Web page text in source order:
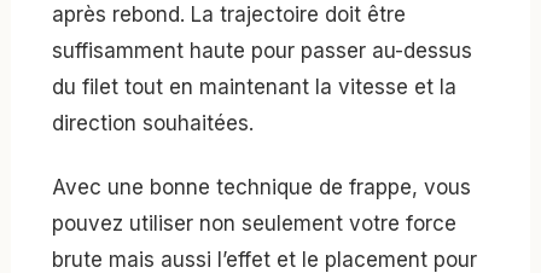
après rebond. La trajectoire doit être
suffisamment haute pour passer au-dessus
du filet tout en maintenant la vitesse et la
direction souhaitées.
Avec une bonne technique de frappe, vous
pouvez utiliser non seulement votre force
brute mais aussi l’effet et le placement pour